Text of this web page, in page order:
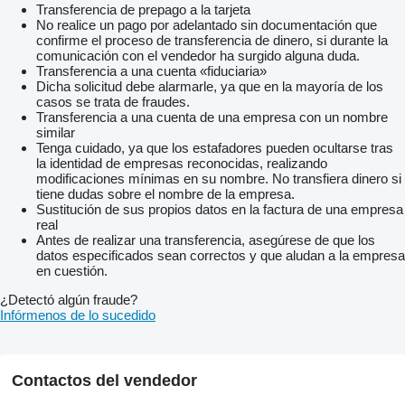
Transferencia de prepago a la tarjeta
No realice un pago por adelantado sin documentación que
confirme el proceso de transferencia de dinero, si durante la
comunicación con el vendedor ha surgido alguna duda.
Transferencia a una cuenta «fiduciaria»
Dicha solicitud debe alarmarle, ya que en la mayoría de los
casos se trata de fraudes.
Transferencia a una cuenta de una empresa con un nombre
similar
Tenga cuidado, ya que los estafadores pueden ocultarse tras
la identidad de empresas reconocidas, realizando
modificaciones mínimas en su nombre. No transfiera dinero si
tiene dudas sobre el nombre de la empresa.
Sustitución de sus propios datos en la factura de una empresa
real
Antes de realizar una transferencia, asegúrese de que los
datos especificados sean correctos y que aludan a la empresa
en cuestión.
¿Detectó algún fraude?
Infórmenos de lo sucedido
Contactos del vendedor